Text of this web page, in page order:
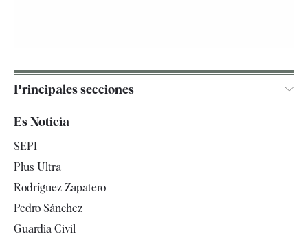
Principales secciones
Televisión
Es Noticia
SEPI
Plus Ultra
Rodríguez Zapatero
Pedro Sánchez
Guardia Civil